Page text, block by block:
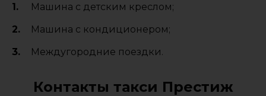
Машина с детским креслом;
Машина с кондиционером;
Междугородние поездки.
Контакты такси Престиж